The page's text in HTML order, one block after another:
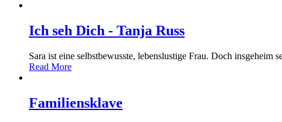
Ich seh Dich - Tanja Russ
Sara ist eine selbstbewusste, lebenslustige Frau. Doch
Read More
Familiensklave